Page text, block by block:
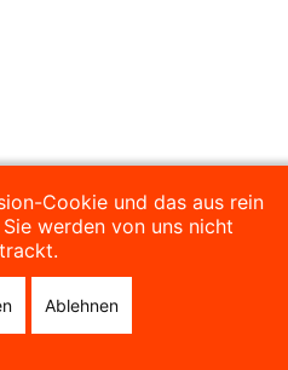
Cookie und das aus rein
werden von uns nicht
Ablehnen